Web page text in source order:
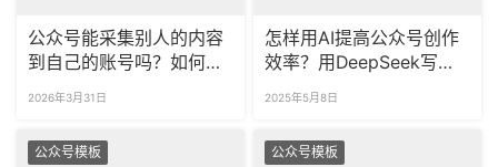
公众号能采集别人的内容
到自己的账号吗？如何同
2026年3月31日
怎样用AI提高公众号创作
效率？用DeepSeek写推
2025年5月8日
公众号模板 公众号模板